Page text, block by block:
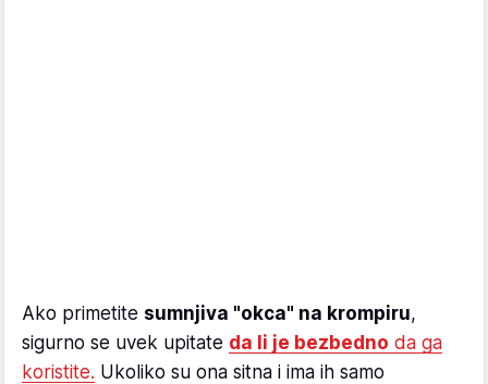
Ako primetite sumnjiva "okca" na krompiru,
sigurno se uvek upitate da li je bezbedno da ga
koristite. Ukoliko su ona sitna i ima ih samo